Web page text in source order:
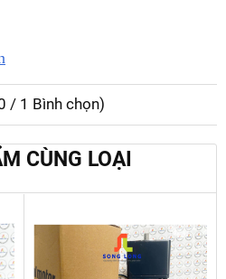
/ 1 Bình chọn)
CÙNG LOẠI